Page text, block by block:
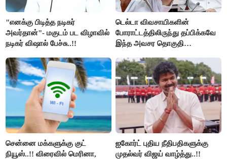
"எனக்கு பிடித்த நடிகர்
அவர்தான்"- மகுடம் பட விழாவில்
நடிகர் விஷால் பேச்சு..!!
டெல்டா விவசாயிகளின்
போராட்டத்திலிருந்து தப்பிக்கவே
இந்த அவசர தொகுதி
அரங்கேற்றுகிறார் முதலமைச்சர் -
திமுக ஐடி விங்..!!
சென்னை மக்களுக்கு குட்
நியூஸ்..!! விரைவில் மெரினா,
ஐகோர்ட் புதிய நீதிபதிகளுக்கு
முதல்வர் விஜய் வாழ்த்து..!!